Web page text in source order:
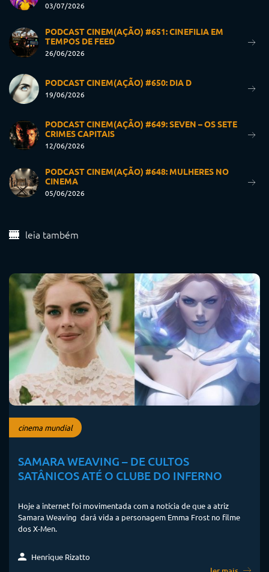
03/07/2026
PODCAST CINEM(AÇÃO) #651: CINEFILIA EM
TEMPOS DE FEED
26/06/2026
PODCAST CINEM(AÇÃO) #650: DIA D
19/06/2026
PODCAST CINEM(AÇÃO) #649: SEVEN – OS SETE
CRIMES CAPITAIS
12/06/2026
PODCAST CINEM(AÇÃO) #648: MULHERES NO
CINEMA
05/06/2026
leia também
cinema mundial
SAMARA WEAVING – DE CULTOS
SATÂNICOS ATÉ O CLUBE DO INFERNO
Hoje a internet foi movimentada com a notícia de que a atriz
Samara Weaving dará vida a personagem Emma Frost no filme
dos X-Men.
Henrique Rizatto